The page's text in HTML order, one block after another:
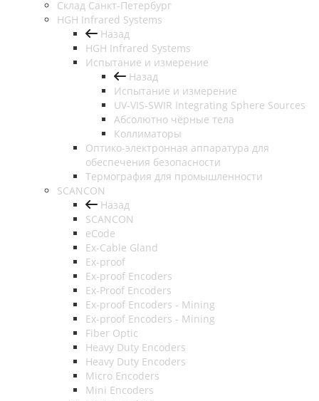
Cклад Санкт-Петербург
HGH Infrared Systems
Назад
HGH Infrared Systems
Испытание и измерение
Назад
Испытание и измерение
UV-VIS-SWIR Integrating Sphere Sources
Абсолютно чёрные тела
Коллиматоры
Оптико-электронная аппаратура для
обеспечения безопасности
Термография для промышленности
SCANCON
Назад
SCANCON
eCode
Ex-Cable Gland
Ex-proof
Ex-proof Encoders
Ex-Proof Encoders
Ex-proof Encoders - Mining
Ex-proof Encoders - Mining
Fiber Optic
Heavy Duty Encoders
Heavy Duty Encoders
Micro Encoders
Mini Encoders